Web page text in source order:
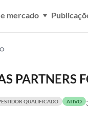
mercado
PARTNERS
QUALIFICADO ATIVO